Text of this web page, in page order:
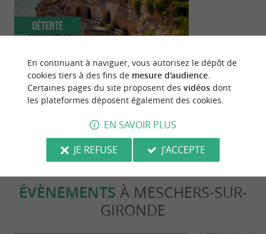
Les plus beaux spots photos de la
Charente-Maritime
198 m - Meschers-sur-Gironde
Détente
Visitez une
accrochée
ÉVÈNEMENTS À MESCHERS-SUR-
GIRONDE
En continuant à naviguer, vous autorisez le dépôt de
cookies tiers à des fins de mesure d'audience.
Certaines pages du site proposent des vidéosdont
les plateformes déposent également des cookies.
EN SAVOIR PLUS
JE REFUSE
J'ACCEPTE